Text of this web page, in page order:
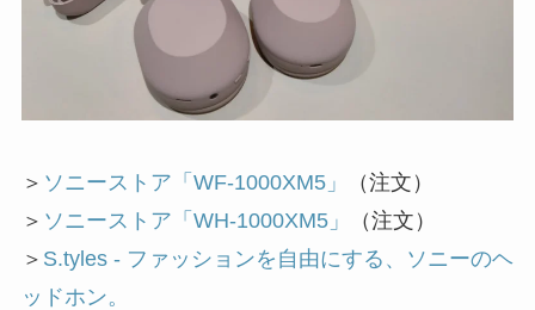
＞ ソニーストア「WF-1000XM5」
（注文）
＞ ソニーストア「WH-1000XM5」
（注文）
＞ S.tyles - ファッションを自由にする、ソニーのヘ
ッドホン。